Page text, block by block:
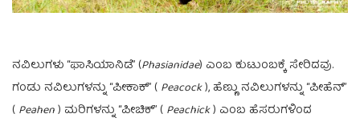
ನವಿಲುಗಳು “ಫಾಸಿಯಾನಿಡೆ” (Phasianidae) ಎಂಬ ಕುಟುಂಬಕ್ಕೆ ಸೇರಿದವು.
ಗಂಡು ನವಿಲುಗಳನ್ನು “ಪೀಕಾಕ್” ( Peacock), ಹೆಣ್ಣು ನವಿಲುಗಳನ್ನು “ಪೀಹೆನ್”
( Peahen) ಮರಿಗಳನ್ನು “ಪೀಚಿಕ್” ( Peachick) ಎಂಬ ಹೆಸರುಗಳಿಂದ